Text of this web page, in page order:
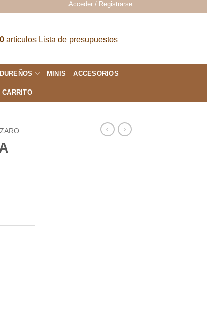
Acceder / Registrarse
0artículos Lista de presupuestos
MINIS ACCESORIOS
CARRITO